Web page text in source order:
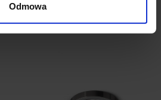
Odmowa